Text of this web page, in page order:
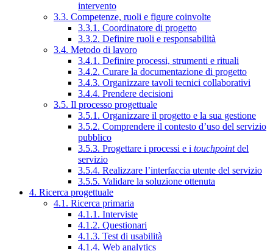
intervento
3.3. Competenze, ruoli e figure coinvolte
3.3.1. Coordinatore di progetto
3.3.2. Definire ruoli e responsabilità
3.4. Metodo di lavoro
3.4.1. Definire processi, strumenti e rituali
3.4.2. Curare la documentazione di progetto
3.4.3. Organizzare tavoli tecnici collaborativi
3.4.4. Prendere decisioni
3.5. Il processo progettuale
3.5.1. Organizzare il progetto e la sua gestione
3.5.2. Comprendere il contesto d’uso del servizio
pubblico
3.5.3. Progettare i processi e i touchpointdel
servizio
3.5.4. Realizzare l’interfaccia utente del servizio
3.5.5. Validare la soluzione ottenuta
4. Ricerca progettuale
4.1. Ricerca primaria
4.1.1. Interviste
4.1.2. Questionari
4.1.3. Test di usabilità
4.1.4. Web analytics